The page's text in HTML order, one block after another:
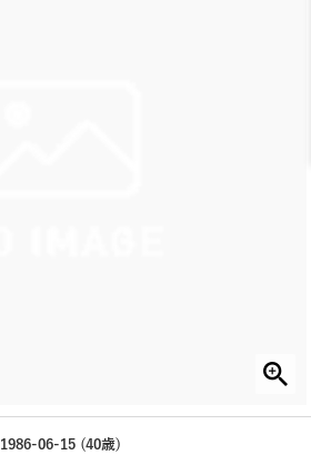
1986-06-15 (40歳)